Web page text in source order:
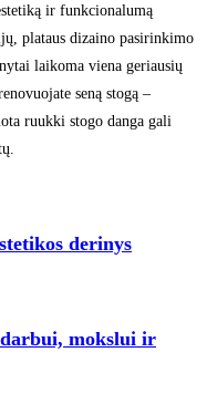
ir funkcionalumą
plataus dizaino pasirinkimo
laikoma viena geriausių
seną stogą –
ruukki stogo danga gali
derinys
darbui, mokslui ir